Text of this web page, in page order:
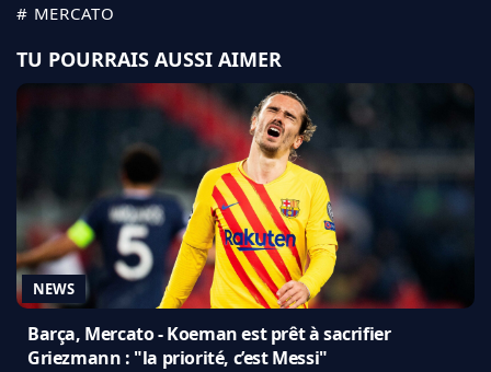
# MERCATO
TU POURRAIS AUSSI AIMER
NEWS
Barça, Mercato - Koeman est prêt à sacrifier
Griezmann : "la priorité, c’est Messi"